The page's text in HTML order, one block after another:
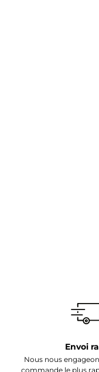
Envoi
Nous nous
commande le plus